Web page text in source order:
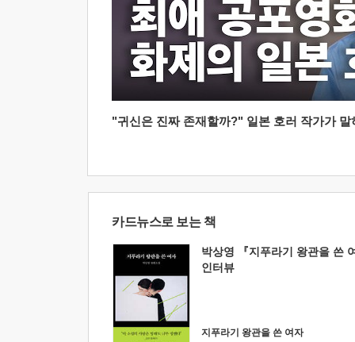
"귀신은 진짜 존재할까?" 일본 호러 작가가
카드뉴스로 보는 책
박상영 『지푸라기 왕관을 쓴
인터뷰
지푸라기 왕관을 쓴 여자